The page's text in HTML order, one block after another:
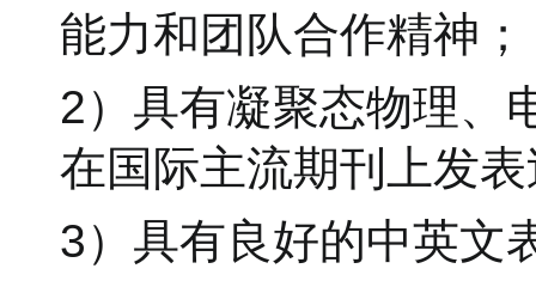
能力和团队合作精神；
2）具有凝聚态物理、
在国际主流期刊上发
3）具有良好的中英文